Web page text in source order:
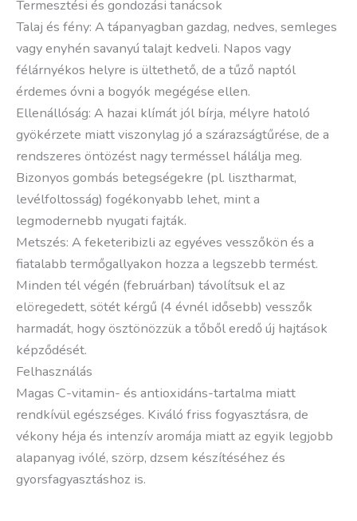
Termesztési és gondozási tanácsok
Talaj és fény: A tápanyagban gazdag, nedves, semleges
vagy enyhén savanyú talajt kedveli. Napos vagy
félárnyékos helyre is ültethető, de a tűző naptól
érdemes óvni a bogyók megégése ellen.
Ellenállóság: A hazai klímát jól bírja, mélyre hatoló
gyökérzete miatt viszonylag jó a szárazságtűrése, de a
rendszeres öntözést nagy terméssel hálálja meg.
Bizonyos gombás betegségekre (pl. lisztharmat,
levélfoltosság) fogékonyabb lehet, mint a
legmodernebb nyugati fajták.
Metszés: A feketeribizli az egyéves vesszőkön és a
fiatalabb termőgallyakon hozza a legszebb termést.
Minden tél végén (februárban) távolítsuk el az
elöregedett, sötét kérgű (4 évnél idősebb) vesszők
harmadát, hogy ösztönözzük a tőből eredő új hajtások
képződését.
Felhasználás
Magas C-vitamin- és antioxidáns-tartalma miatt
rendkívül egészséges. Kiváló friss fogyasztásra, de
vékony héja és intenzív aromája miatt az egyik legjobb
alapanyag ivólé, szörp, dzsem készítéséhez és
gyorsfagyasztáshoz is.